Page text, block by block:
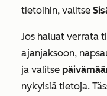
tietoihin, valitse
Jos haluat verrata
ajanjaksoon,
ja valitse
nykyisiä tietoja.